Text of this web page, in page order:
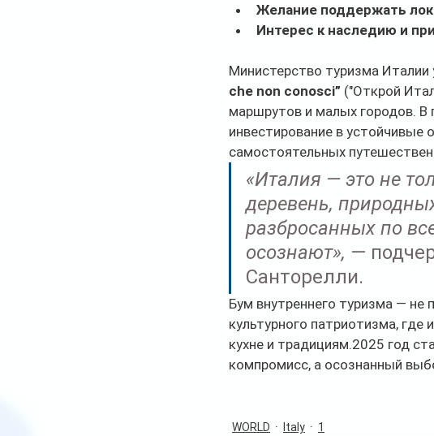
Желание поддержать
Интерес к наследию и
Министерство туризма
che non conosci” ("Открой
маршрутов и малых городов. В
инвестирование в устойчивые
самостоятельных
«Италия — это не
деревень,
разбросанных по
осознают», —
Санторелли.
Бум внутреннего туризма —
культурного патриотизма,
кухне и традициям.2025 год
компромисс, а осознанный
WORLD Italy 1